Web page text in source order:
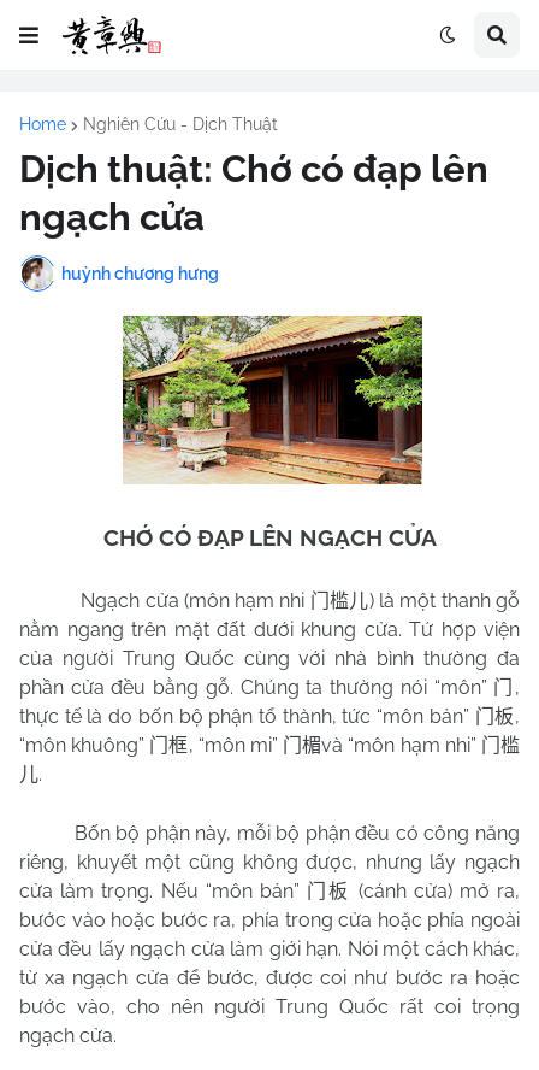
Home Nghiên Cứu - Dịch Thuật
Dịch thuật: Chớ có đạp lên
ngạch cửa
huỳnh chương hưng
CHỚ CÓ ĐẠP LÊN NGẠCH CỬA
Ngạch cửa (môn hạm nhi 门槛儿) là một thanh gỗ
nằm ngang trên mặt đất dưới khung cửa. Tứ hợp viện
của người Trung Quốc cùng với nhà bình thường đa
phần cửa đều bằng gỗ. Chúng ta thường nói “môn” 门 ,
thực tế là do bốn bộ phận tổ thành, tức “môn bản” 门板,
“môn khuông” 门框, “môn mi” 门楣và “môn hạm nhi” 门槛
儿.
Bốn bộ phận này, mỗi bộ phận đều có công năng
riêng, khuyết một cũng không được, nhưng lấy ngạch
cửa làm trọng. Nếu “môn bản” 门板 (cánh cửa) mở ra,
bước vào hoặc bước ra, phía trong cửa hoặc phía ngoài
cửa đều lấy ngạch cửa làm giới hạn. Nói một cách khác,
từ xa ngạch cửa để bước, được coi như bước ra hoặc
bước vào, cho nên người Trung Quốc rất coi trọng
ngạch cửa.